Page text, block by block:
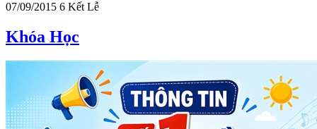
07/09/2015 6 Kết Lễ
Khóa Học